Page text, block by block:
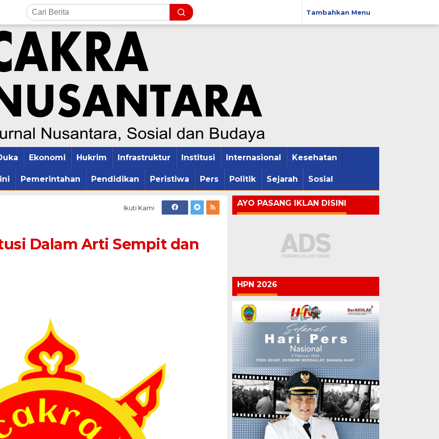
Tambahkan Menu
Ekonomi Hukrim Infrastruktur Institusi Internasional Kesehatan
Pemerintahan Pendidikan Peristiwa Pers Politik Sejarah Sosial
Ikuti Kami
Dalam Arti Sempit dan
AYO PASANG IKLAN DISINI
HPN 2026